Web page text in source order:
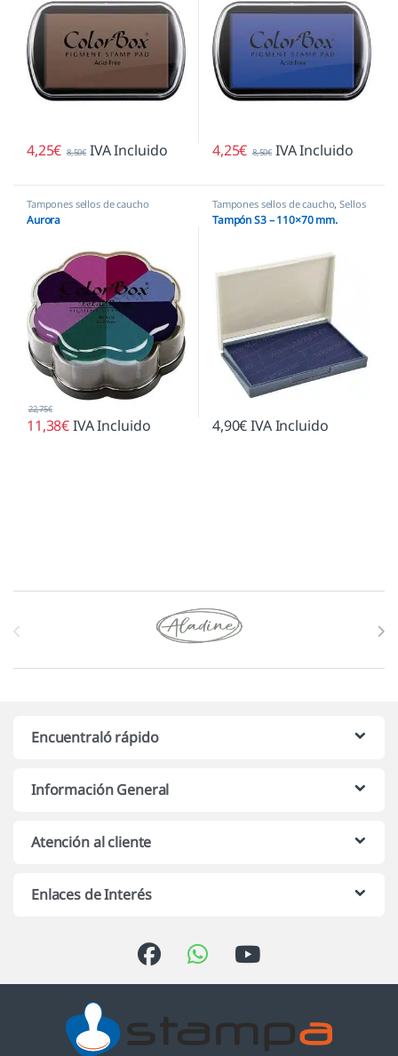
4,25€ 8,50€ IVA Incluido 4,25€ 8,50€ IVA Incluido
Tampones sellos de caucho
Aurora
11,38€
22,75€
IVA Incluido
Tampones sellos de caucho,Sellos
empresas
Tampón S3 – 110×70 mm.
4,90€IVA Incluido
Marcas De Carrusel
Encuentraló rápido
Información General
Atención al cliente
Enlaces de Interés